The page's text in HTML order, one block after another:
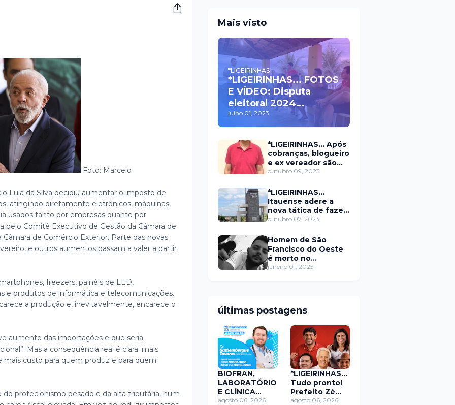
Foto: Marcelo
Lula da Silva decidiu aumentar o imposto de
atingindo diretamente eletrônicos, máquinas,
usados tanto por empresas quanto por
pelo Comitê Executivo de Gestão da Câmara de
de Comércio Exterior. Parte das novas
e outros aumentos passam a valer a partir
freezers, painéis de LED,
e produtos de informática e telecomunicações.
a produção e, inevitavelmente, encarece o
aumento das importações e que seria
Mas a consequência real é clara: mais
custo para quem produz e para quem
protecionismo pesado e da alta tributária, num
Mais visto
*LIGEIRINHAS
*LIGEIRINHAS... FOTOS
E VÍDEO: Disputa
eleitoral 2024
movimenta políticos
da oposição em Itaú na
escolha do candidato
a prefeito
julho 01, 2023
*LIGEIRINHAS... Após
cobranças, blogueiro
e ex vereador são
xingados pelo
prefeitura de Itaú
outubro 09, 2023
*LIGEIRINHAS...
Itauense adere a
nova tática de fazer
exame através de
outubro 07, 2023
Homem de São
Francisco do Oeste
é morto no
município de
janeiro 01, 2025
últimas postagens
BIOFRAN,
LABORATÓRIO
E CLÍNICA
MÉDICA
agosto 06, 2026
*LIGEIRINHAS...
Tudo pronto!
Prefeito Zé
Roberto Pezão
agosto 06, 2026